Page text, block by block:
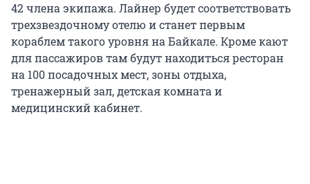
42 члена экипажа. Лайнер будет соответствовать
трехзвездочному отелю и станет первым
кораблем такого уровня на Байкале. Кроме кают
для пассажиров там будут находиться ресторан
на 100 посадочных мест, зоны отдыха,
тренажерный зал, детская комната и
медицинский кабинет.